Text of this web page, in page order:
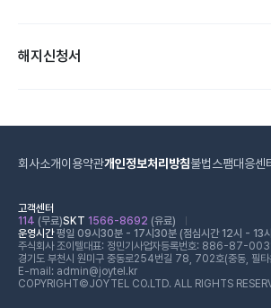
해지신청서
회사소개이용약관개인정보처리방침불법스팸대응센
고객센터
114 (무료)SKT 1566-8692 (유료)
운영시간평일 09시30분 - 17시30분 (점심시간 12시 - 13
주식회사 조이텔대표: 정민기 사업자등록번호: 886-87-
경기도 부천시 원미구 중동로254번길 78, 702호(중동, 필타
E-mail: admin@joytel.kr
COPYRIGHT©JOYTEL CO.LTD. ALL RIGHTS